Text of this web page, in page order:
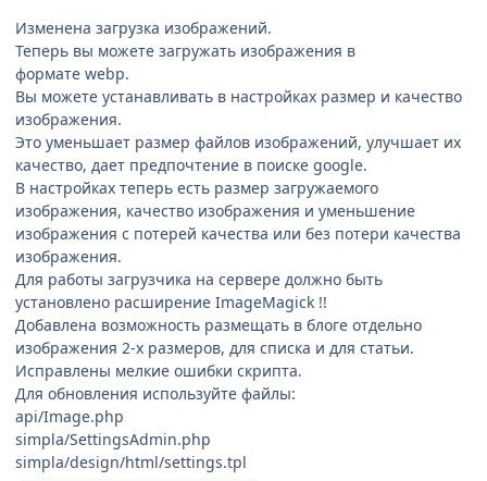
Изменена загрузка изображений.
Теперь вы можете загружать изображения в
формате webp.
Вы можете устанавливать в настройках размер и качество
изображения.
Это уменьшает размер файлов изображений, улучшает их
качество, дает предпочтение в поиске google.
В настройках теперь есть размер загружаемого
изображения, качество изображения и уменьшение
изображения с потерей качества или без потери качества
изображения.
Для работы загрузчика на сервере должно быть
установлено расширение ImageMagick !!
Добавлена возможность размещать в блоге отдельно
изображения 2-х размеров, для списка и для статьи.
Исправлены мелкие ошибки скрипта.
Для обновления используйте файлы:
api/Image.php
simpla/SettingsAdmin.php
simpla/design/html/settings.tpl